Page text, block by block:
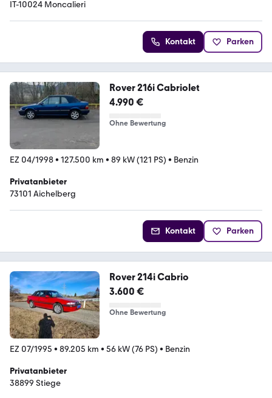
IT-10024 Moncalieri
Kontakt Parken
Rover 216i Cabriolet
4.990 €
Ohne Bewertung
EZ 04/1998• 127.500 km • 89 kW (121 PS) • Benzin
Privatanbieter
73101 Aichelberg
Kontakt Parken
Rover 214i Cabrio
3.600 €
Ohne Bewertung
EZ 07/1995 • 89.205 km • 56 kW (76 PS) • Benzin
Privatanbieter
38899 Stiege